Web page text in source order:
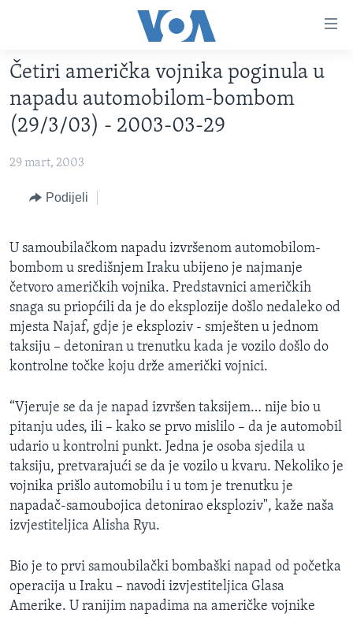
na
glavni
sadržaj
Pređi
na
glavnu
VIDEO
FOTOGRAFIJE DANA
VIJESTI
SJEDINJENE AMERIČKE DRŽAVE
SVIJET
NAUKA I TEHNOLOGIJA
KORUPCIJA
SLOBODA MEDIJA
ŽENSKA STRANA
IZBJEGLIČKA STRANA
MAGAZIN
O GLASU AMERIKE
Learning English
PRATITE NAS
Četiri američka vojnika poginula u
napadu automobilom-bombom
(29/3/03) - 2003-03-29
29 mart, 2003
Podijeli
U samoubilačkom napadu izvršenom automobilom-
bombom u središnjem Iraku ubijeno je najmanje
četvoro američkih vojnika. Predstavnici američkih
snaga su priopćili da je do eksplozije došlo nedaleko od
mjesta Najaf, gdje je eksploziv - smješten u jednom
taksiju – detoniran u trenutku kada je vozilo došlo do
kontrolne točke koju drže američki vojnici.
“Vjeruje se da je napad izvršen taksijem… nije bio u
pitanju udes, ili – kako se prvo mislilo – da je automobil
udario u kontrolni punkt. Jedna je osoba sjedila u
taksiju, pretvarajući se da je vozilo u kvaru. Nekoliko je
vojnika prišlo automobilu i u tom je trenutku je
napadač-samoubojica detonirao eksploziv", kaže naša
izvjestiteljica Alisha Ryu.
Bio je to prvi samoubilački bombaški napad od početka
operacija u Iraku – navodi izvjestiteljica Glasa
Amerike. U ranijim napadima na američke vojnike